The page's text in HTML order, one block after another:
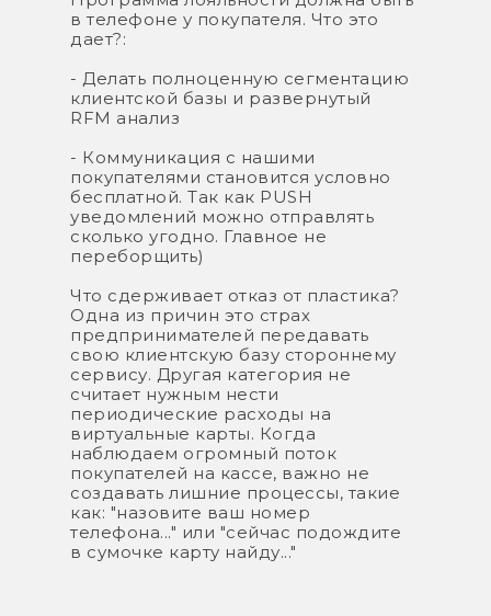
в телефоне у покупателя. Что это
дает?:
- Делать полноценную сегментацию
клиентской базы и развернутый
RFM анализ
- Коммуникация c нашими
покупателями становится условно
бесплатной. Так как PUSH
уведомлений можно отправлять
сколько угодно. Главное не
переборщить)
Что сдерживает отказ от пластика?
Одна из причин это страх
предпринимателей передавать
свою клиентскую базу стороннему
сервису. Другая категория не
считает нужным нести
периодические расходы на
виртуальные карты. Когда
наблюдаем огромный поток
покупателей на кассе, важно не
создавать лишние процессы, такие
как: "назовите ваш номер
телефона..." или "сейчас подождите
в сумочке карту найду..."